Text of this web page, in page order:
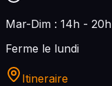
Mar-Dim : 14h - 20h
Ferme le lundi
Itineraire